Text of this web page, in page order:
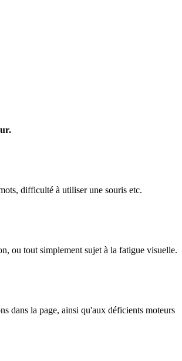
difficulté à utiliser une souris etc.
ou tout simplement sujet à la fatigue visuelle.
dans la page, ainsi qu'aux déficients moteurs